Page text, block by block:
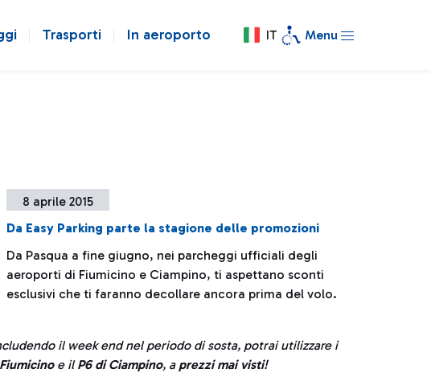
Trasporti In aeroporto IT Menu
8 aprile 2015
Da Easy Parking parte la stagione delle promozioni
Da Pasqua a fine giugno, nei parcheggi ufficiali degli
aeroporti di Fiumicino e Ciampino, ti aspettano sconti
esclusivi che ti faranno decollare ancora prima del volo.
il week end nel periodo di sosta, potrai utilizzare i
e ilP6 di Ciampino, a prezzi mai visti!